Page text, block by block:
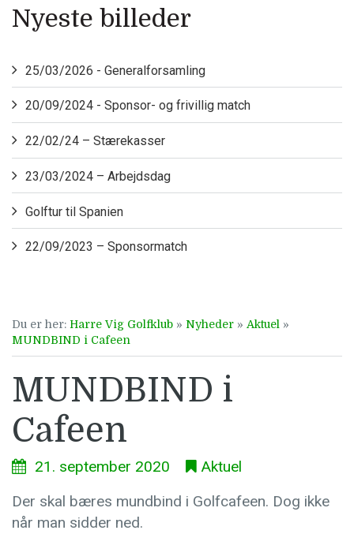
Nyeste billeder
25/03/2026 - Generalforsamling
20/09/2024 - Sponsor- og frivillig match
22/02/24 – Stærekasser
23/03/2024 – Arbejdsdag
Golftur til Spanien
22/09/2023 – Sponsormatch
Du er her: Harre Vig Golfklub » Nyheder » Aktuel »
MUNDBIND i Cafeen
MUNDBIND i
Cafeen
21. september 2020
Aktuel
Der skal bæres mundbind i Golfcafeen. Dog ikke
når man sidder ned.